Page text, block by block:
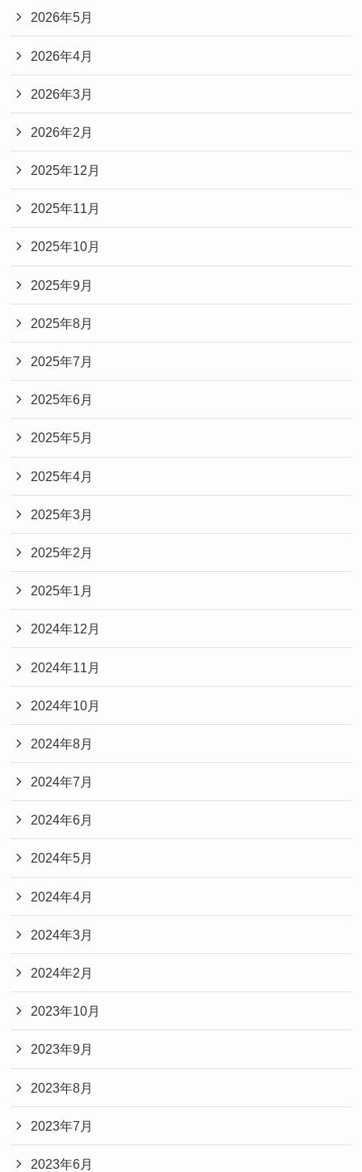
2026年5月
2026年4月
2026年3月
2026年2月
2025年12月
2025年11月
2025年10月
2025年9月
2025年8月
2025年7月
2025年6月
2025年5月
2025年4月
2025年3月
2025年2月
2025年1月
2024年12月
2024年11月
2024年10月
2024年8月
2024年7月
2024年6月
2024年5月
2024年4月
2024年3月
2024年2月
2023年10月
2023年9月
2023年8月
2023年7月
2023年6月